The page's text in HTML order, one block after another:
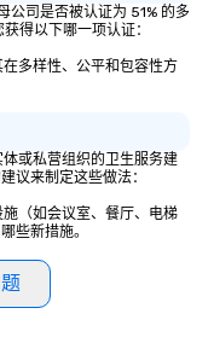
司是否被认证为 51% 的多
得以下哪一项认证：
多样性、公平和包容性方
或私营组织的卫生服务建
议来制定这些做法：
（如会议室、餐厅、电梯
些新措施。